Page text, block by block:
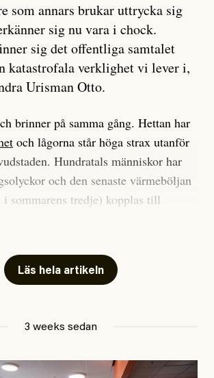
som annars brukar uttrycka sig
sig nu vara i chock.
sig det offentliga samtalet
katastrofala verklighet vi lever i,
Urisman Otto.
brinner på samma gång. Hettan har
och lågorna står höga strax utanför
Hundratals människor har
och den senaste värmeböljan
sommarens tredje) kopplas till
i hettan? Känns det som en
allt annat vore fullständigt orimligt.
ganska återhållsam när han
när de globala temperaturerna för
Läs hela artikeln
3 weeks sedan